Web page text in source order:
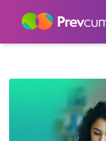
Home Notícias